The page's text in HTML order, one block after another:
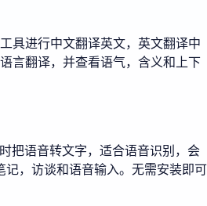
具进行中文翻译英文，英文翻译中
言翻译，并查看语气，含义和上下
把语音转文字，适合语音识别，会
记，访谈和语音输入。无需安装即可